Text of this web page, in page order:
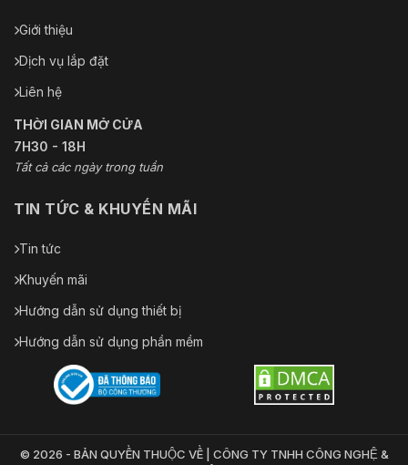
Giới thiệu
Dịch vụ lắp đặt
Liên hệ
THỜI GIAN MỞ CỬA
7H30 - 18H
Tất cả các ngày trong tuần
TIN TỨC & KHUYẾN MÃI
Tin tức
Khuyến mãi
Hướng dẫn sử dụng thiết bị
Hướng dẫn sử dụng phần mềm
© 2026 - BẢN QUYỀN THUỘC VỀ | CÔNG TY TNHH CÔNG NGHỆ &